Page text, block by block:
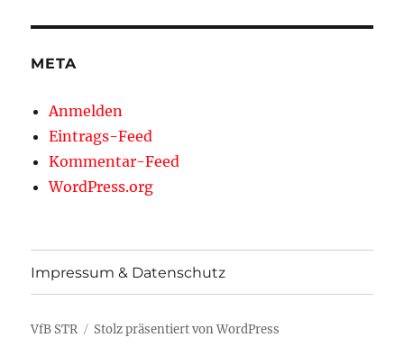
META
Anmelden
Eintrags-Feed
Kommentar-Feed
WordPress.org
Impressum & Datenschutz
VfB STR Stolz präsentiert von WordPress